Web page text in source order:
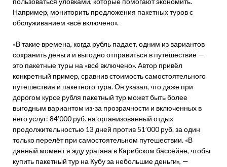
Например, мониторить предложения пакетных туров с
обслуживанием «всё включено».
«В такие времена, когда рубль падает, одним из вариантов
сохранить деньги и выгодно отправиться в путешествие —
это пакетные туры на «всё включено». Автор привёл
конкретный пример, сравнив стоимость самостоятельного
путешествия и пакетного тура. Он указал, что даже при
дорогом курсе рубля пакетный тур может быть более
выгодным вариантом из-за прозрачности и включенных в
него услуг: 84’000 руб. на организованный отдых
продолжительностью 13 дней против 51’000 руб. за один
только перелёт при самостоятельном путешествии. «В
данный момент я жду урагана в Карибском бассейне, чтобы
купить пакетный тур на Кубу за небольшие деньги», —